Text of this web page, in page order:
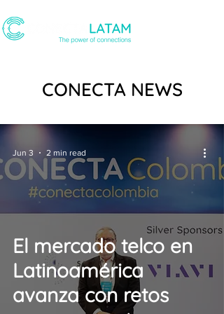
CONECTA NEWS
El mercado telco en
Latinoamérica
avanza con retos
Jun 3 2 min read